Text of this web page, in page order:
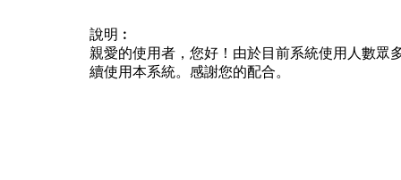
說明︰
親愛的使用者，您好！由於目前系統使用人數眾
續使用本系統。感謝您的配合。